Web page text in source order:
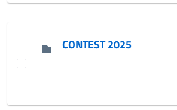
CONTEST 2025